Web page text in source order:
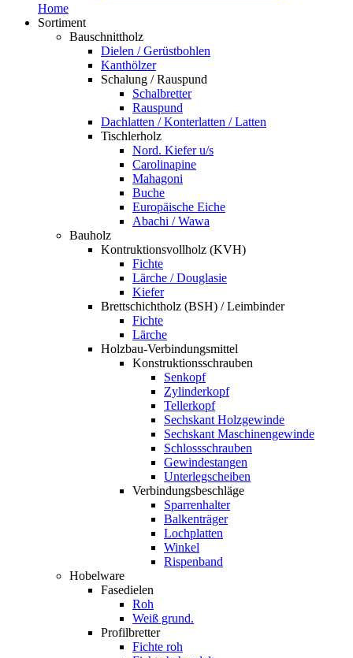
Home
Sortiment
Bauschnittholz
Dielen / Gerüstbohlen
Kanthölzer
Schalung / Rauspund
Schalbretter
Rauspund
Dachlatten / Konterlatten / Latten
Tischlerholz
Nord. Kiefer u/s
Carolinapine
Mahagoni
Buche
Europäische Eiche
Abachi / Wawa
Bauholz
Kontruktionsvollholz (KVH)
Fichte
Lärche / Douglasie
Kiefer
Brettschichtholz (BSH) / Leimbinder
Fichte
Lärche
Holzbau-Verbindungsmittel
Konstruktionsschrauben
Senkopf
Zylinderkopf
Tellerkopf
Sechskant Holzgewinde
Sechskant Maschinengewinde
Schlossschrauben
Gewindestangen
Unterlegscheiben
Verbindungsbeschläge
Sparrenhalter
Balkenträger
Lochplatten
Winkel
Rispenband
Hobelware
Fasedielen
Roh
Weiß grund.
Profilbretter
Fichte roh